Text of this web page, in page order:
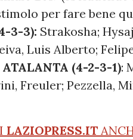
per fare bene
3-3): Strakosha;
Luis Alberto;
ATALANTA (4-2-3-1):
Freuler; Pezzella,
LAZIOPRESS.IT